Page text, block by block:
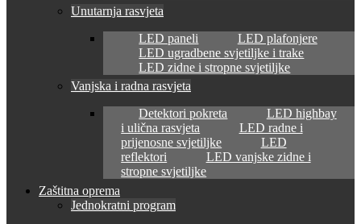
Unutarnja rasvjeta
LED paneli
LED plafonjere
LED ugradbene svjetiljke i trake
LED zidne i stropne svjetiljke
Vanjska i radna rasvjeta
Detektori pokreta
LED highbay
i ulična rasvjeta
LED radne i
prijenosne svjetiljke
LED
reflektori
LED vanjske zidne i
stropne svjetiljke
Zaštitna oprema
Jednokratni program